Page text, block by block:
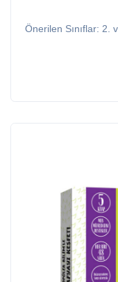
Önerilen Sınıflar: 2.